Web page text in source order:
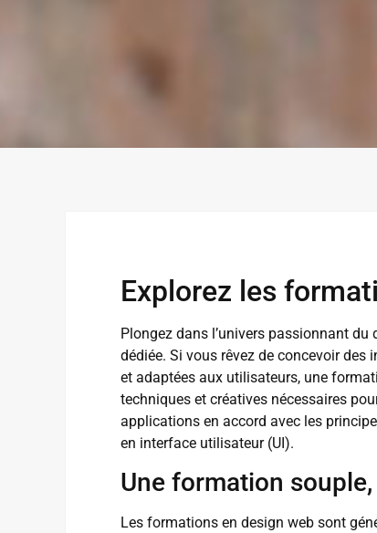
Explorez les
Plongez dans l’univers passionnant
dédiée. Si vous rêvez de concevoir
et adaptées aux utilisateurs, une
techniques et créatives nécessaires
applications en accord avec les
en interface utilisateur (UI).
Une formation
Les formations en design web sont